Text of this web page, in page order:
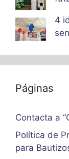
4
Páginas
Contacta a
Política de
para